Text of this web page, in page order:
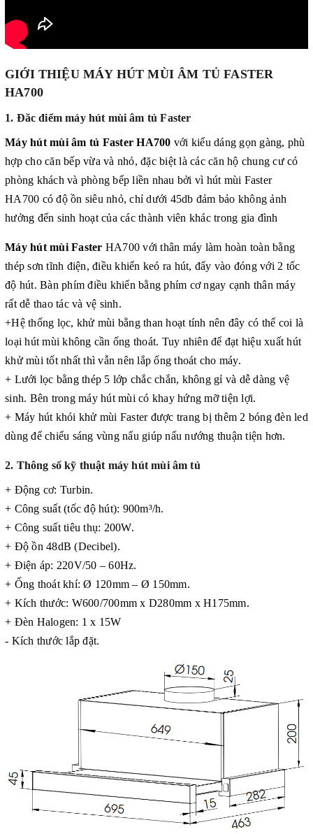
GIỚI THIỆU MÁY HÚT MÙI ÂM TỦ FASTER
HA700
1. Đăc điểm máy hút mùi âm tủ Faster
Máy hút mùi âm tủ Faster HA700 với kiểu dáng gọn gàng, phù
hợp cho căn bếp vừa và nhỏ, đặc biệt là các căn hộ chung cư có
phòng khách và phòng bếp liền nhau bởi vì hút mùi Faster
HA700 có độ ồn siêu nhỏ, chỉ dưới 45db đảm bảo không ảnh
hưởng đến sinh hoạt của các thành viên khác trong gia đình
Máy hút mùi Faster HA700 với thân máy làm hoàn toàn bằng
thép sơn tĩnh điện, điều khiển keó ra hút, đẩy vào đóng với 2 tốc
độ hút. Bàn phím điều khiển bằng phím cơ ngay cạnh thân máy
rất dễ thao tác và vệ sinh.
+Hệ thống lọc, khử mùi bằng than hoạt tính nên đây có thể coi là
loại hút mùi không cần ống thoát. Tuy nhiên để đạt hiệu xuất hút
khử mùi tốt nhất thì vẫn nên lắp ống thoát cho máy.
+ Lưới lọc bằng thép 5 lớp chắc chắn, không gỉ và dễ dàng vệ
sinh. Bên trong máy hút mùi có khay hứng mỡ tiện lợi.
+ Máy hút khói khử mùi Faster được trang bị thêm 2 bóng đèn led
dùng để chiếu sáng vùng nấu giúp nấu nướng thuận tiện hơn.
2. Thông số kỹ thuật máy hút mùi âm tủ
+ Động cơ: Turbin.
+ Công suất (tốc độ hút): 900m³/h.
+ Công suất tiêu thụ: 200W.
+ Độ ồn 48dB (Decibel).
+ Điện áp: 220V/50 – 60Hz.
+ Ống thoát khí: Ø 120mm – Ø 150mm.
+ Kích thước: W600/700mm x D280mm x H175mm.
+ Đèn Halogen: 1 x 15W
- Kích thước lắp đặt.